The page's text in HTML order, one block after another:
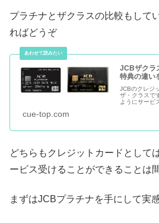
プラチナとザクラスの比較もして
ればどうぞ
JCBザクラ
特典の違い
JCBのクレジ
ザ・クラスで
ようにサービ
cue-top.com
どちらもクレジットカードとして
ービス受けることができることは
まずはJCBプラチナを手にして実